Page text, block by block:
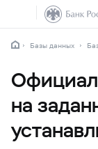
Базы данных
на